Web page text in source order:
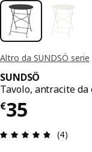
Altro da SUNDSÖ serie
SUNDSÖ
Tavolo, antracite
€35
Prezzo € 35
(4)